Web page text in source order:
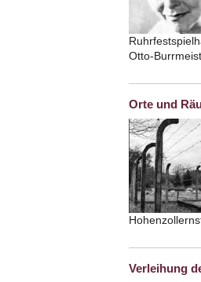
Otto-
Orte und
Verleihung